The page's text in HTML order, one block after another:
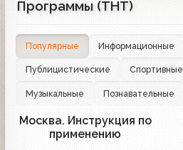
Программы (ТНТ)
Популярные Информационные
Публицистические Спортивные
Музыкальные Познавательные
123
Москва. Инструкция по
применению